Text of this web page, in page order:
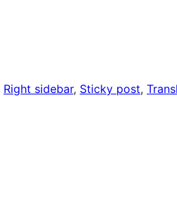
Right sidebar, Sticky post,